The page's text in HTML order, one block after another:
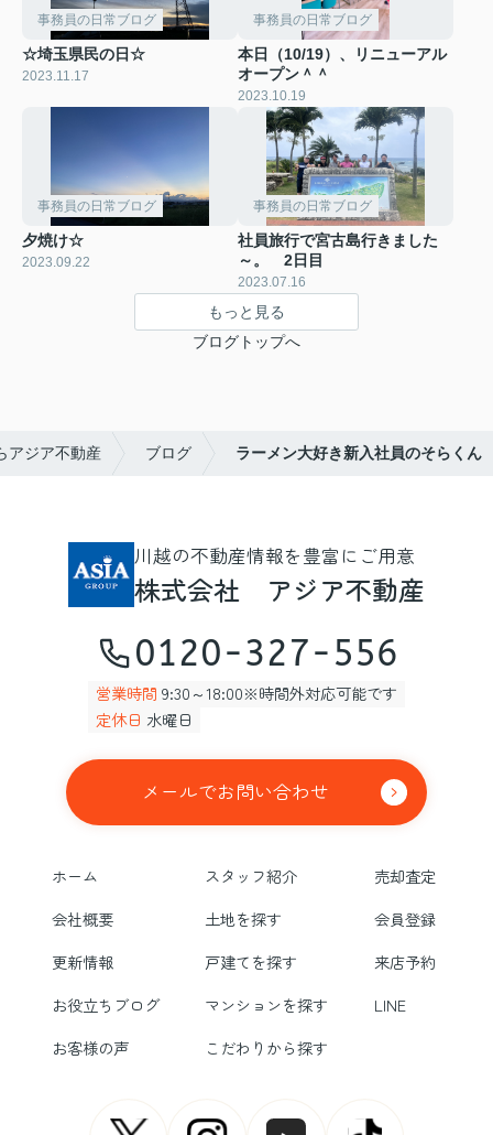
事務員の日常ブログ
☆埼玉県民の日☆
2023.11.17
事務員の日常ブログ
本日（10/19）、リニューアル
オープン＾＾
2023.10.19
事務員の日常ブログ
夕焼け☆
2023.09.22
事務員の日常ブログ
社員旅行で宮古島行きました
～。 2日目
2023.07.16
もっと見る
ブログトップへ
アジア不動産 ブログ ラーメン大好き新入社員のそらくん
川越の不動産情報を豊富にご用意
株式会社 アジア不動産
0120-327-556
営業時間 9:30～18:00※時間外対応可能です
定休日 水曜日
メールでお問い合わせ
ホーム スタッフ紹介
売却査定
会社概要
土地を探す
会員登録
更新情報
戸建てを探す
来店予約
お役立ちブログ
マンションを探す
LINE
お客様の声
こだわりから探す